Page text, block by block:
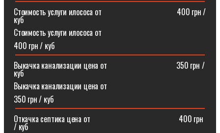
Стоимость услуги илососа от⠀⠀⠀⠀⠀⠀⠀⠀⠀⠀⠀⠀⠀400 грн /
куб
Стоимость услуги илососа от
400 грн / куб
Выкачка канализации цена от⠀⠀⠀⠀⠀⠀⠀⠀⠀⠀⠀⠀350 грн /
куб
Выкачка канализации цена от
350 грн / куб
Откачка септика цена от ⠀⠀⠀⠀⠀⠀⠀⠀⠀⠀⠀⠀⠀⠀⠀400 грн
/ куб